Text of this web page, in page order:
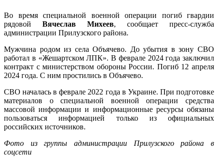
Во время специальной военной операции погиб гвардии
рядовой Вячеслав Михеев, сообщает пресс-служба
администрации Прилузского района.
Мужчина родом из села Объячево. До убытия в зону СВО
работал в «Жешартском ЛПК». В феврале 2024 года заключил
контракт с министерством обороны России. Погиб 12 апреля
2024 года. С ним простились в Объячево.
СВО началась в феврале 2022 года в Украине. При подготовке
материалов о специальной военной операции средства
массовой информации и информационные ресурсы обязаны
пользоваться информацией только из официальных
российских источников.
Фото из группы администрации Прилузского района в
соцсети